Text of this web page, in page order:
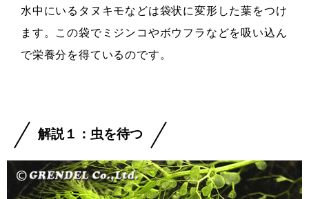
水中にいるタヌキモなどは袋状に変形した葉をつけ
ます。この袋でミジンコやボウフラなどを吸い込ん
で栄養分を得ているのです。
解説１：虫を待つ